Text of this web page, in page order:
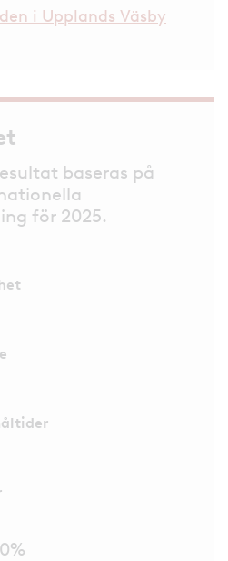
i Upplands Väsby
baseras på
för 2025.